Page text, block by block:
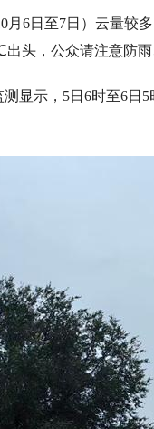
月6日至7日）云量较
头，公众请注意防雨
显示，5日6时至6日